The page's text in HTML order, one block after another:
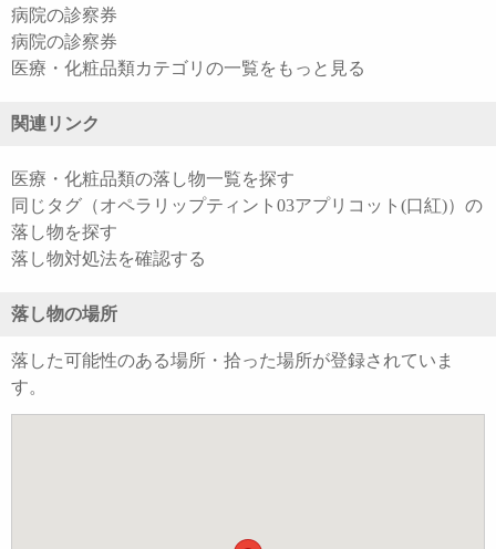
病院の診察券
病院の診察券
医療・化粧品類カテゴリの一覧をもっと見る
関連リンク
医療・化粧品類の落し物一覧を探す
同じタグ（オペラリップティント03アプリコット(口紅)）の
落し物を探す
落し物対処法を確認する
落し物の場所
落した可能性のある場所・拾った場所が登録されていま
す。